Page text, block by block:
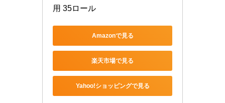
用 35ロール
Amazonで見る
楽天市場で見る
Yahoo!ショッピングで見る